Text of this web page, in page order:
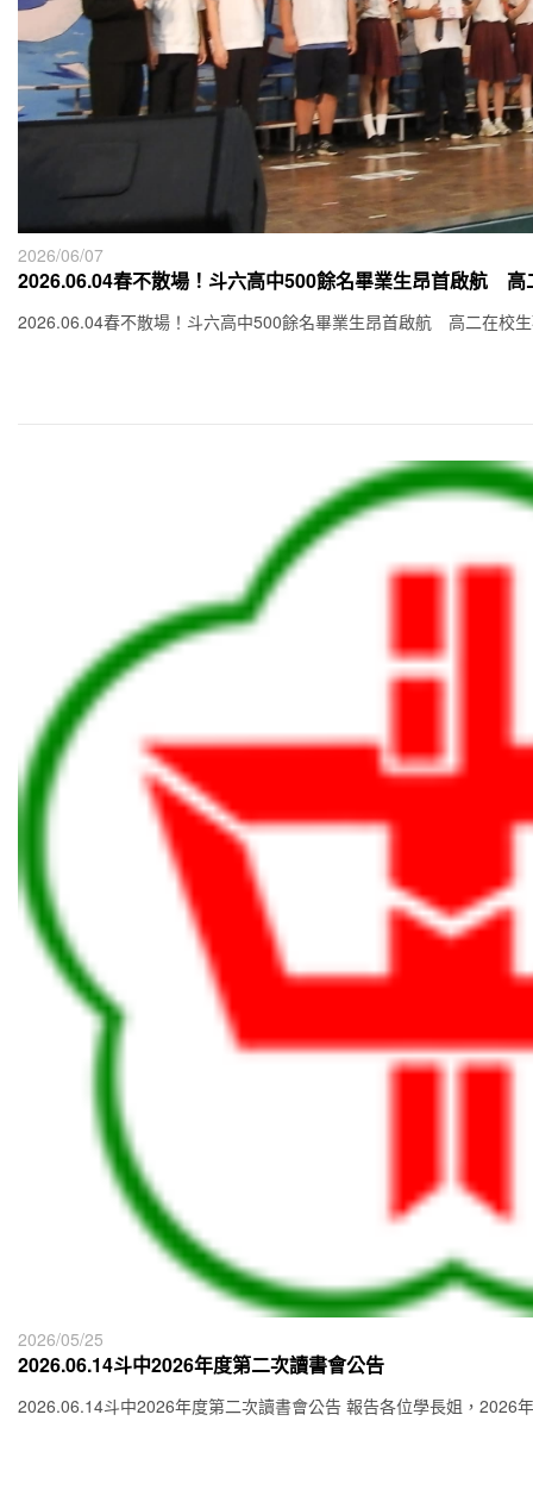
2026/06/07
2026.06.04春不散場！斗六高中500餘名畢業生昂首啟航 高
2026.06.04春不散場！斗六高中500餘名畢業生昂首啟航 高二在校
2026/05/25
2026.06.14斗中2026年度第二次讀書會公告
2026.06.14斗中2026年度第二次讀書會公告 報告各位學長姐，2026